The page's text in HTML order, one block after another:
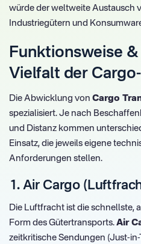
würde der weltweite Austausch
Industriegütern und
Funktionsweise
Vielfalt der
Die Abwicklung von Cargo
spezialisiert. Je nach
und Distanz kommen
Einsatz, die jeweils eigene
Anforderungen stellen.
1. Air Cargo
Die Luftfracht ist die schnellste,
Form des Gütertransports. Air
zeitkritische Sendungen (Just-